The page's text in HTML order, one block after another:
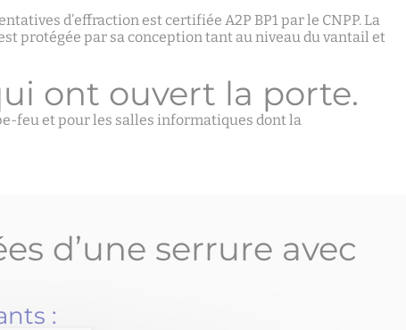
d’effraction est certifiée A2P BP1 par le CNPP. La
protégée par sa conception tant au niveau du vantail et
ont ouvert la porte.
feu et pour les salles informatiques dont la
d’une serrure avec
: